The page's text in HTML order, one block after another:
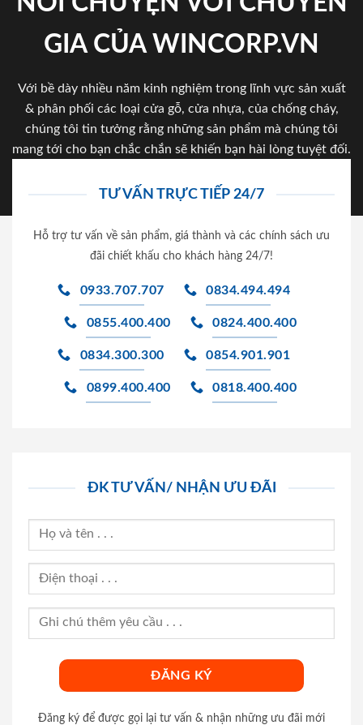
GIA CỦA WINCORP.VN
Với bề dày nhiều năm kinh nghiệm trong lĩnh vực sản xuất
& phân phối các loại cửa gỗ, cửa nhựa, của chống cháy,
chúng tôi tin tưởng rằng những sản phẩm mà chúng tôi
mang tới cho bạn chắc chắn sẽ khiến bạn hài lòng tuyệt đối.
TƯ VẤN TRỰC TIẾP 24/7
Hỗ trợ tư vấn về sản phẩm, giá thành và các chính sách ưu
đãi chiết khấu cho khách hàng 24/7!
0933.707.707 0834.494.494
0855.400.400 0824.400.400
0834.300.300 0854.901.901
0899.400.400 0818.400.400
ĐK TƯ VẤN/ NHẬN ƯU ĐÃI
Đăng ký để được gọi lại tư vấn & nhận những ưu đãi mới